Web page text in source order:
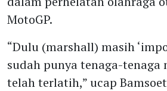
MotoGP.
“Dulu (marshall) masih
sudah punya tenaga-tenaga
telah terlatih,” ucap